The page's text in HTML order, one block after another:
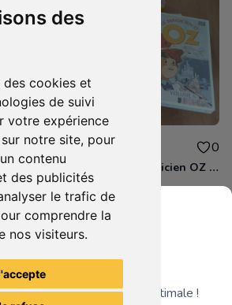
des
des cookies et
de suivi
votre expérience
notre site, pour
contenu
des publicités
le trafic de
comprendre la
nos visiteurs.
0
DVD - Le magicien d'OZ (volume 5)
8.00€ 0
Coffret DVD Magicien OZ Part. 2
les articles du vendeur
du Geek
app pour une expérience optimale !